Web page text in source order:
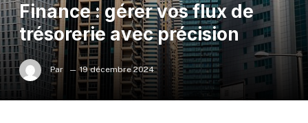
Finance : gérer vos flux de
trésorerie avec précision
Par 19 décembre 2024